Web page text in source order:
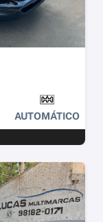
AUTOMÁTICO